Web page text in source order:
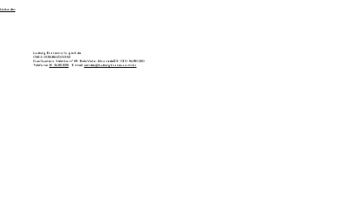
Ludwig Biotecnologia ltda
CNPJ: 01.151.850/0001-53
Rua Gustavo Valente, nº 69 - Bela Vista - Alvorada/RS - CEP: 94810-250
Telefone: 51 - 3483.3335E-mail: vendas@ludwigbiotec.com.br
Linkedin